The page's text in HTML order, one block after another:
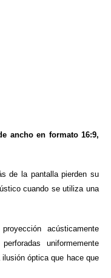
ancho en formato 16:9,
de la pantalla pierden su
cuando se utiliza una
acústicamente
uniformemente
óptica que hace que